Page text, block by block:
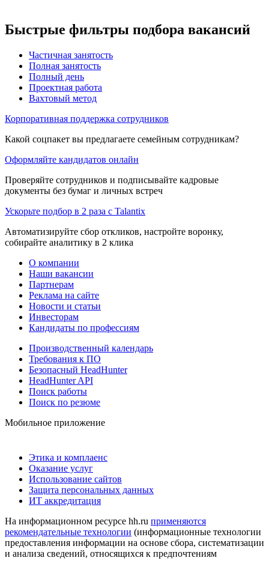
Быстрые фильтры подбора вакансий
Частичная занятость
Полная занятость
Полный день
Проектная работа
Вахтовый метод
Корпоративная поддержка сотрудников
Какой соцпакет вы предлагаете семейным сотрудникам?
Оформляйте кандидатов онлайн
Проверяйте сотрудников и подписывайте кадровые
документы без бумаг и личных встреч
Ускорьте подбор в 2 раза с Talantix
Автоматизируйте сбор откликов, настройте воронку,
собирайте аналитику в 2 клика
О компании
Наши вакансии
Партнерам
Реклама на сайте
Новости и статьи
Инвесторам
Кандидаты по профессиям
Производственный календарь
Требования к ПО
Безопасный HeadHunter
HeadHunter API
Поиск работы
Поиск по резюме
Мобильное приложение
Этика и комплаенс
Оказание услуг
Использование сайтов
Защита персональных данных
ИТ аккредитация
На информационном ресурсе hh.ru применяются
рекомендательные технологии (информационные технологии
предоставления информации на основе сбора, систематизации
и анализа сведений, относящихся к предпочтениям